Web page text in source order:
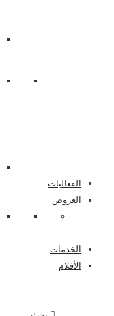
الفعاليات
العروض
الخدمات
الأفلام